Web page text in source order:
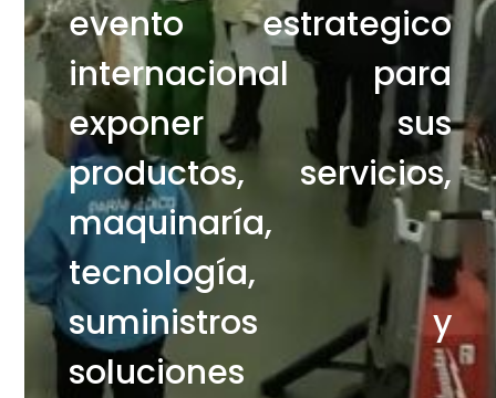
evento estrategico
internacional para
exponer sus
productos, servicios,
maquinaría,
tecnología,
suministros y
soluciones